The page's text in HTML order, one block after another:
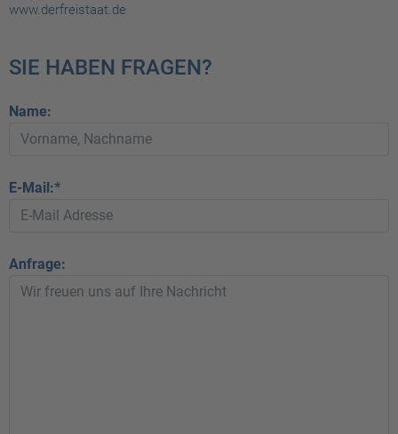
www.derfreistaat.de
SIE HABEN FRAGEN?
Name:
E-Mail:*
Anfrage: